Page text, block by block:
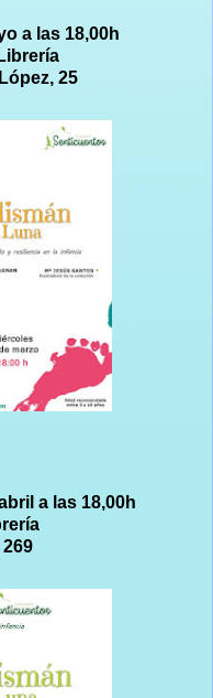
a las 18,00h
25
a las 18,00h